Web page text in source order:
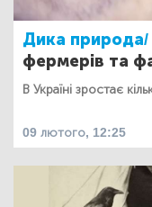
Дика природа/
фермерів та
В Україні зростає
09 лютого, 12:25